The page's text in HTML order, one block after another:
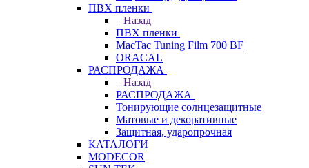
ПВХ пленки
Назад
ПВХ пленки
MacTac Tuning Film 700 BF
ORACAL
РАСПРОДАЖА
Назад
РАСПРОДАЖА
Тонирующие солнцезащитные
Матовые и декоративные
Защитная, ударопрочная
КАТАЛОГИ
MODECOR